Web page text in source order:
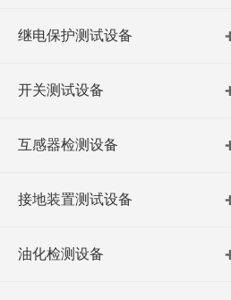
继电保护测试设备
开关测试设备
互感器检测设备
接地装置测试设备
油化检测设备